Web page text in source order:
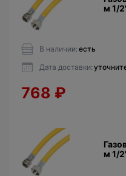
м 1/
В наличии: есть
Дата доставки:
768 ₽
м 1/